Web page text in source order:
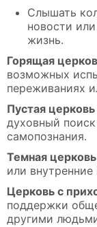
Слышать
новости
жизнь.
Горящая
возможных
переживаниях
Пустая церковь
духовный
самопознания.
Темная церковь
или
Церковь с
поддержки
другими